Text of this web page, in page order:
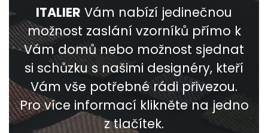
ITALIER Vám nabízí jedinečnou
možnost zaslání vzorníků přímo k
Vám domů nebo možnost sjednat
si schůzku s našimi designéry, kteří
Vám vše potřebné rádi přivezou.
Pro více informací klikněte na jedno
z tlačítek.